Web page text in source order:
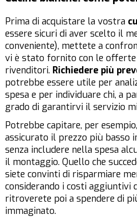
Prima di acquistare la vostra
essere sicuri di aver scelto il
conveniente), mettete a
vi è stato fornito con le
rivenditori. Richiedere più
potrebbe essere utile per
spesa e per individuare chi, a
grado di garantirvi il servizio
Potrebbe capitare, per
assicurato il prezzo più basso
senza includere nella spesa
il montaggio. Quello che
siete convinti di risparmiare
considerando i costi aggiuntivi
ritroverete poi a spendere di
immaginato.